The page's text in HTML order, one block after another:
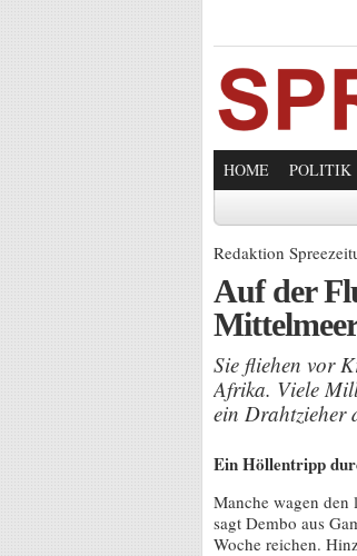
HOME POLITIK
Redaktion
Auf der
Sie fliehen vor
Afrika. Viele
ein Drahtzieher
Ein Höllentripp
Manche wagen den
sagt Dembo aus
Woche reichen.